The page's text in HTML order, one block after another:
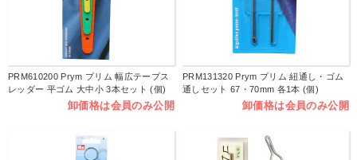
PRM610200 Prym プリム 幅広テープス
レッダー 平ゴム 大中小 3本セット (個)
卸価格は会員のみ公開
PRM131320 Prym プリム 紐通し・ゴム
通しセット 67・70mm 各1本 (個)
卸価格は会員のみ公開